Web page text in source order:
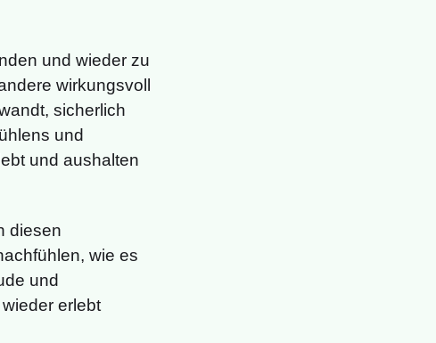
und wieder zu
wirkungsvoll
sicherlich
und
und aushalten
diesen
wie es
und
erlebt